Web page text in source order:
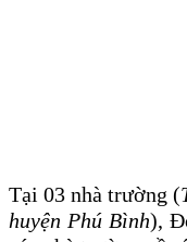
Tại 03 nhà trường (
huyện Phú Bình),